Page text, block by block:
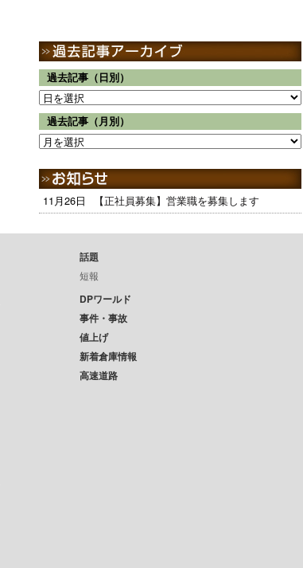
過去記事（日別）
過去記事（月別）
11月26日 【正社員募集】営業職を募集します
話題
短報
DPワールド
事件・事故
値上げ
新着倉庫情報
高速道路